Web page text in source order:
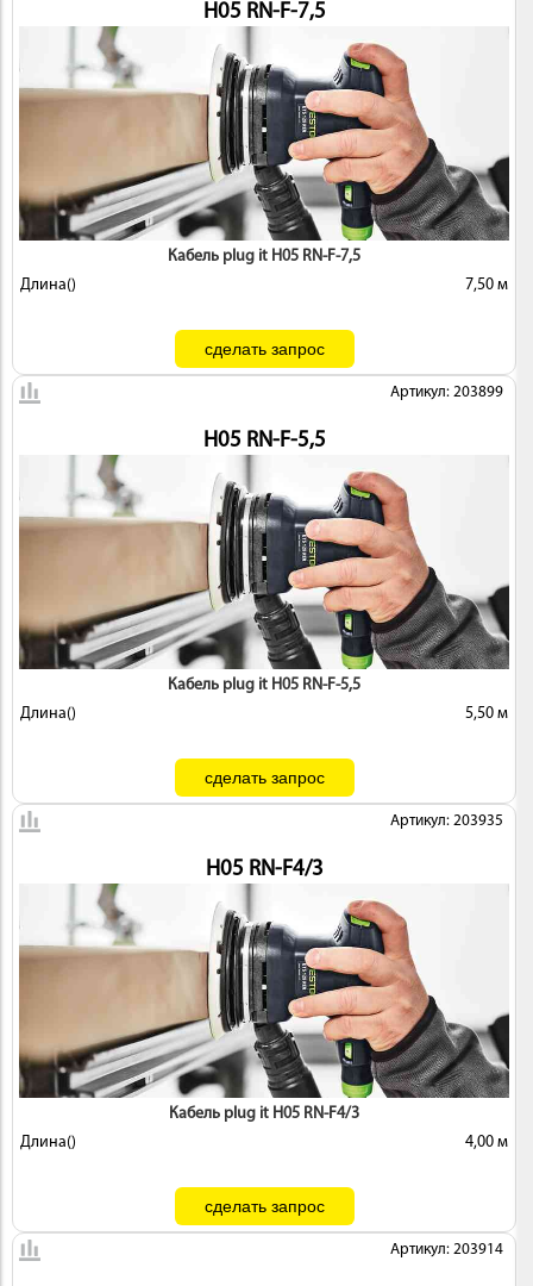
ОСНАСТКА
H05 RN-F-7,5
Кабель plug it H05 RN-F-7,5
Длина()
7,50 м
Артикул: 203899
H05 RN-F-5,5
Кабель plug it H05 RN-F-5,5
Длина()
5,50 м
Артикул: 203935
H05 RN-F4/3
Кабель plug it H05 RN-F4/3
Длина()
4,00 м
Артикул: 203914